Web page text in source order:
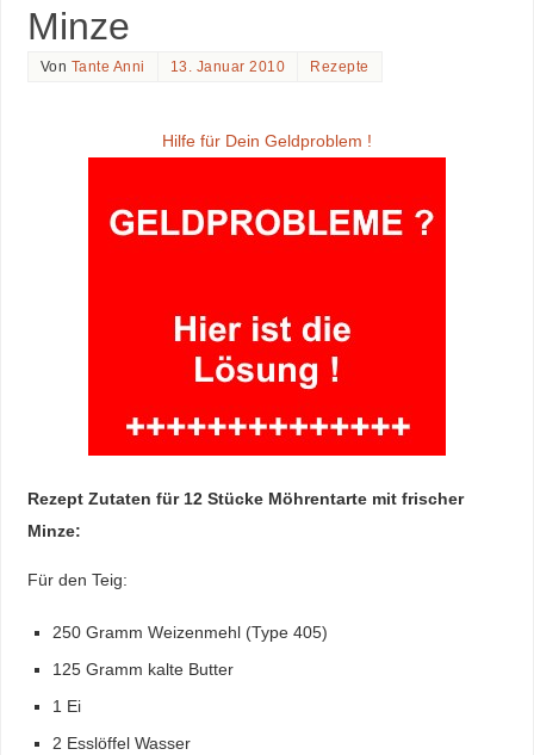
Minze
Von Tante Anni 13. Januar 2010 Rezepte
Hilfe für Dein Geldproblem !
Rezept Zutaten für 12 Stücke Möhrentarte mit frischer
Minze:
Für den Teig:
250 Gramm Weizenmehl (Type 405)
125 Gramm kalte Butter
1 Ei
2 Esslöffel Wasser